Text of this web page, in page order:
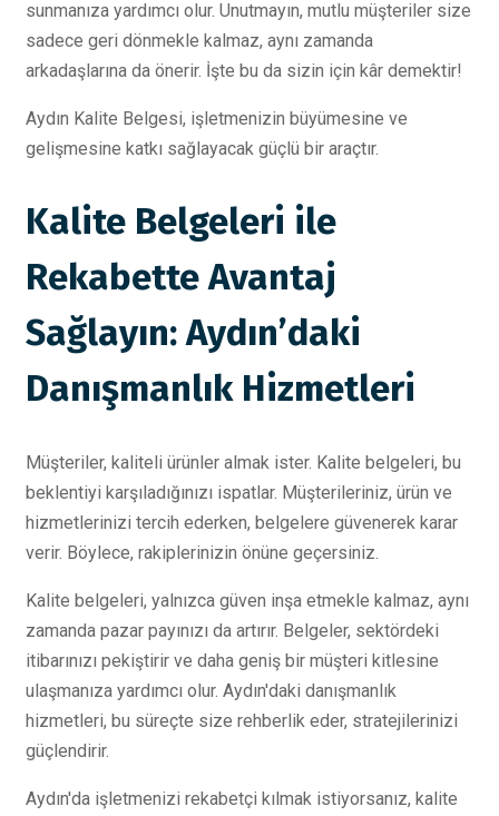
sunmanıza yardımcı olur. Unutmayın, mutlu müşteriler size
sadece geri dönmekle kalmaz, aynı zamanda
arkadaşlarına da önerir. İşte bu da sizin için kâr demektir!
Aydın Kalite Belgesi, işletmenizin büyümesine ve
gelişmesine katkı sağlayacak güçlü bir araçtır.
Kalite Belgeleri ile
Rekabette Avantaj
Sağlayın: Aydın’daki
Danışmanlık Hizmetleri
Müşteriler, kaliteli ürünler almak ister. Kalite belgeleri, bu
beklentiyi karşıladığınızı ispatlar. Müşterileriniz, ürün ve
hizmetlerinizi tercih ederken, belgelere güvenerek karar
verir. Böylece, rakiplerinizin önüne geçersiniz.
Kalite belgeleri, yalnızca güven inşa etmekle kalmaz, aynı
zamanda pazar payınızı da artırır. Belgeler, sektördeki
itibarınızı pekiştirir ve daha geniş bir müşteri kitlesine
ulaşmanıza yardımcı olur. Aydın'daki danışmanlık
hizmetleri, bu süreçte size rehberlik eder, stratejilerinizi
güçlendirir.
Aydın'da işletmenizi rekabetçi kılmak istiyorsanız, kalite